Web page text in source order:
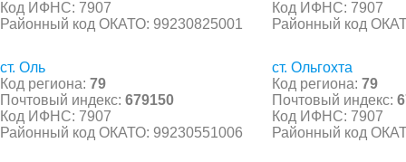
Код ИФНС: 7907
Районный код ОКАТО: 99230825001
Код ИФНС: 7907
Районный код
ст. Оль
Код региона: 79
Почтовый индекс: 679150
Код ИФНС: 7907
Районный код ОКАТО: 99230551006
ст. Ольгохта
Код региона: 79
Почтовый индекс:
Код ИФНС: 7907
Районный код